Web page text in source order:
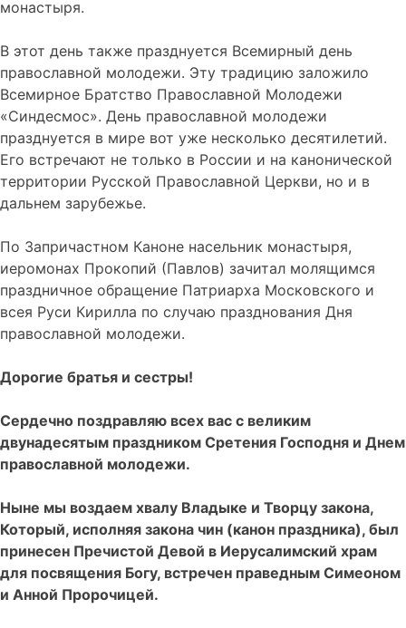
монастыря.
В этот день также празднуется Всемирный день
православной молодежи. Эту традицию заложило
Всемирное Братство Православной Молодежи
«Синдесмос». День православной молодежи
празднуется в мире вот уже несколько десятилетий.
Его встречают не только в России и на канонической
территории Русской Православной Церкви, но и в
дальнем зарубежье.
По Запричастном Каноне насельник монастыря,
иеромонах Прокопий (Павлов) зачитал молящимся
праздничное обращение Патриарха Московского и
всея Руси Кирилла по случаю празднования Дня
православной молодежи.
Дорогие братья и сестры!
Сердечно поздравляю всех вас с великим
двунадесятым праздником Сретения Господня и Днем
православной молодежи.
Ныне мы воздаем хвалу Владыке и Творцу закона,
Который, исполняя закона чин (канон праздника), был
принесен Пречистой Девой в Иерусалимский храм
для посвящения Богу, встречен праведным Симеоном
и Анной Пророчицей.